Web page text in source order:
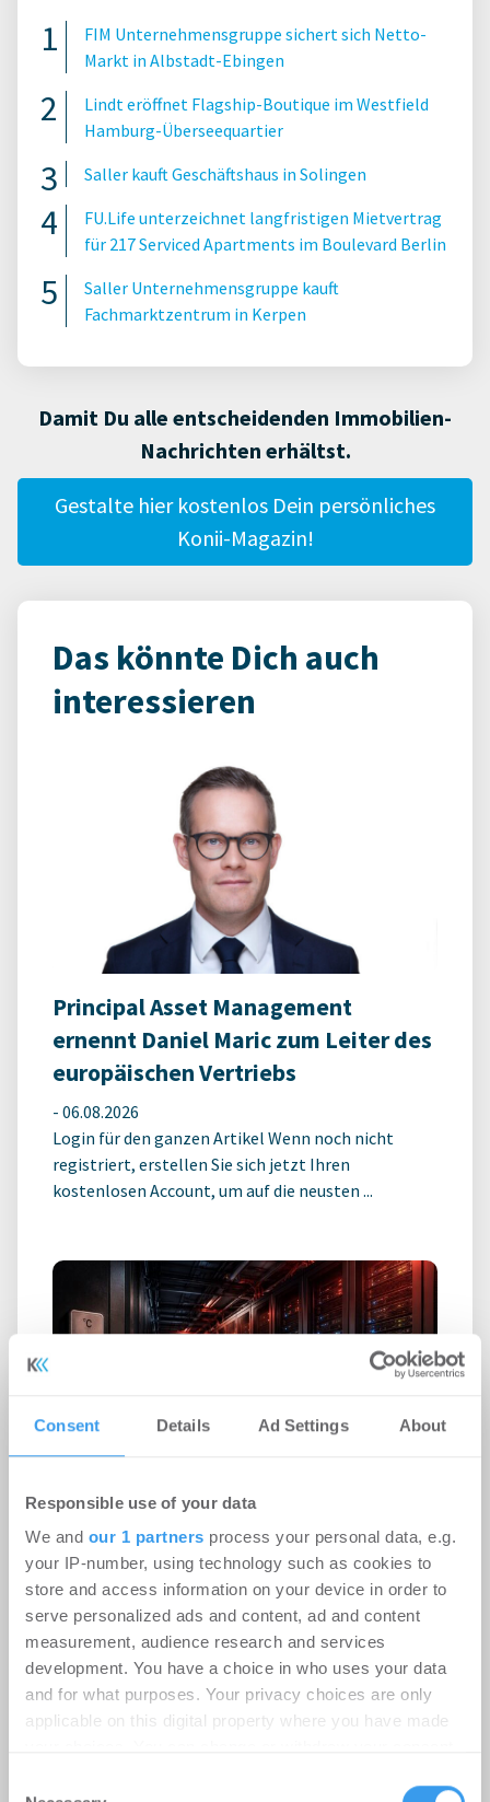
Consent Details Ad Settings About
Responsible use of your data
We and our 1 partners process your personal data, e.g.
your IP-number, using technology such as cookies to
store and access information on your device in order to
serve personalized ads and content, ad and content
measurement, audience research and services
development. You have a choice in who uses your data
and for what purposes. Your privacy choices are only
applicable on this digital property where you have made
FIM Unternehmensgruppe sichert sich Netto-
Markt in Albstadt-Ebingen
Lindt eröffnet Flagship-Boutique im Westfield
Hamburg-Überseequartier
Saller kauft Geschäftshaus in Solingen
FU.Life unterzeichnet langfristigen Mietvertrag
für 217 Serviced Apartments im Boulevard Berlin
Saller Unternehmensgruppe kauft
Fachmarktzentrum in Kerpen
Damit Du alle entscheidenden Immobilien-
Nachrichten erhältst.
Gestalte hier kostenlos Dein persönliches
Konii-Magazin!
Das könnte Dich auch
interessieren
Principal Asset Management
ernennt Daniel Maric zum Leiter des
europäischen Vertriebs
- 06.08.2026
Login für den ganzen Artikel Wenn noch nicht
registriert, erstellen Sie sich jetzt Ihren
kostenlosen Account, um auf die neusten ...
Rekordhitze setzt Rechenzentren
unter Druck
-31.07.2026
Anhaltende Hitze wird zum Risiko für
Rechenzentren: Steigende Außentemperaturen
und immer leistungsfähigere IT-Systeme treiben
den ...